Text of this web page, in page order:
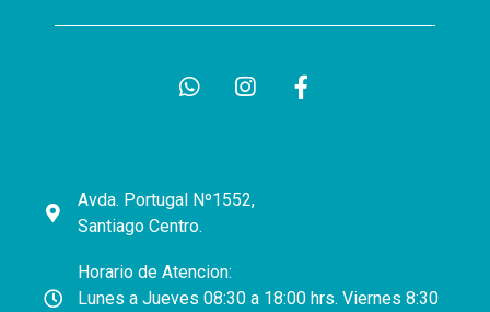
Avda. Portugal Nº1552,
Santiago Centro.
Horario de Atencion:
Lunes a Jueves 08:30 a 18:00 hrs. Viernes 8:30